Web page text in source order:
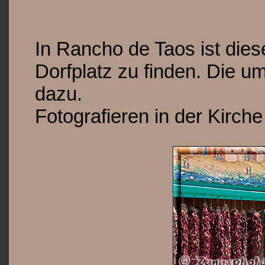
In Rancho de Taos ist
Dorfplatz zu finden. Die
dazu.
Fotografieren in der